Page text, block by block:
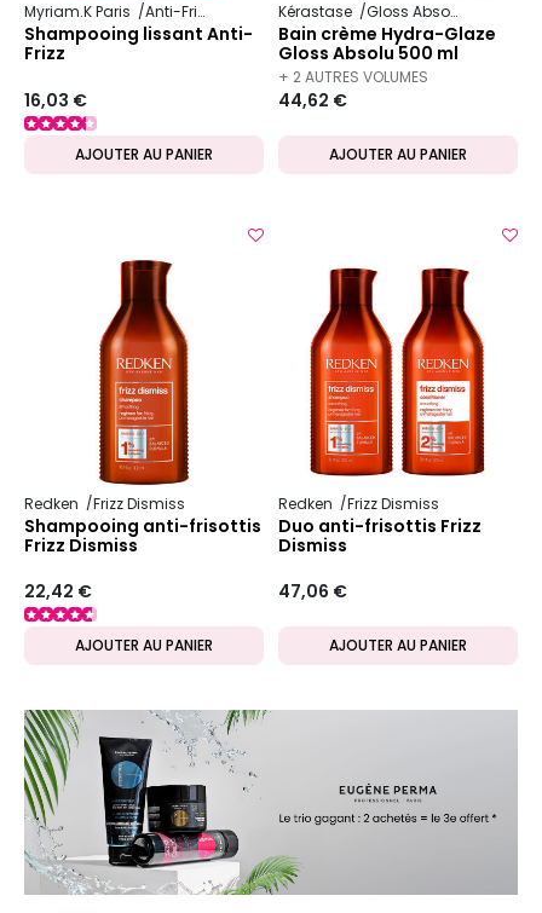
Myriam.K Paris Anti-Frizz
Shampooing lissant Anti-
Frizz
16,03 €
AJOUTER AU PANIER
Kérastase Gloss Absolu
Bain crème Hydra-Glaze
Gloss Absolu 500 ml
rechargeable
+ 2 AUTRES VOLUMES
DISPONIBLES
44,62 €
AJOUTER AU PANIER
Redken Frizz Dismiss
Shampooing anti-frisottis
Frizz Dismiss
22,42 €
AJOUTER AU PANIER
Redken Frizz Dismiss
Duo anti-frisottis Frizz
Dismiss
47,06 €
AJOUTER AU PANIER